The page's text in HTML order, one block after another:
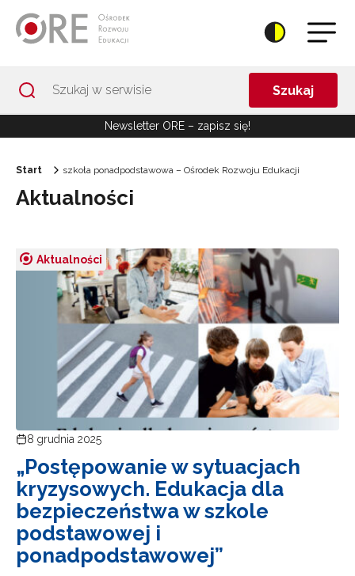
Szukaj
Newsletter ORE – zapisz się!
Start szkoła ponadpodstawowa – Ośrodek Rozwoju Edukacji
Aktualności
Aktualności
8 grudnia 2025
„Postępowanie w sytuacjach
kryzysowych. Edukacja dla
bezpieczeństwa w szkole
podstawowej i
ponadpodstawowej”